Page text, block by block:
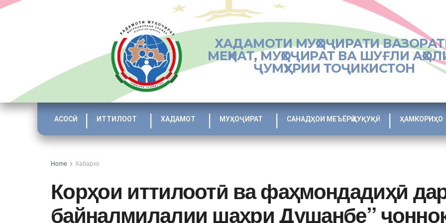
ХАДАМОТИ МУҲОҶИРАТИ
МЕҲНАТ, МУҲОҶИРАТ ВА ШУҒЛИ
ҶУМҲУРИИ ТОҶИКИСТОН
АСОСӢ ИТТИЛООТ ХАДАМОТ МУҲОҶИРАТ САНАДҲОИ МЕЪЁРӢ ҲУҚУҚӢ ҲАМКОРИҲО
Home Хабархо
Корҳои иттилоотӣ ва фаҳмондадиҳӣ
байналмилалии шаҳри Душанбе”